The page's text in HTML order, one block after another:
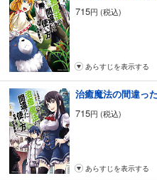
715円 (税込)
あらすじを表示する
715円 (税込)
あらすじを表示する